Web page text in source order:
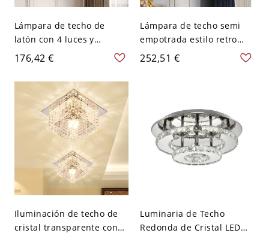
Lámpara de techo de
latón con 4 luces y
cristales claros modernos,
16" de ancho
176,42 €
Lámpara de techo semi
empotrada estilo retro
con brazo entrelazado, 6
luces, vidrio transparente
252,51 €
Iluminación de techo de
cristal transparente con
Luminaria de Techo
Redonda de Cristal LED